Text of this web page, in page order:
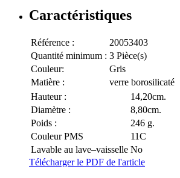
Caractéristiques
Référence :
20053403
Quantité minimum : 3 Pièce(s)
Couleur:
Gris
Matière :
verre borosilicaté
Hauteur :
14,20cm.
Diamètre :
8,80cm.
Poids :
246 g.
Couleur PMS
11C
Lavable au lave–vaisselle No
Télécharger le PDF de l'article